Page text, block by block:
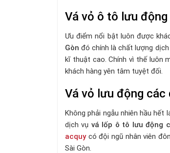
Vá vỏ ô tô lưu
Ưu điểm nổi bật luôn được
Gònđó chính là chất lượng dịch
kĩ thuật cao. Chính vì thế luôn
khách hàng yên tâm tuyệt đối.
Vá vỏ lưu động các
Không phải ngẫu nhiên hầu hết
dịch vụ vá lốp ô tô lưu động
acquy có đội ngũ nhân viên
Sài Gòn.